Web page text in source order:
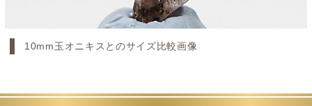
10mm玉オニキスとのサイズ比較画像